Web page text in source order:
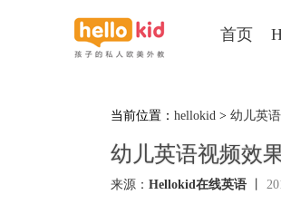
首页
当前位置： hellokid > 幼儿英语
幼儿英语视频效
来源： Hellokid在线英语